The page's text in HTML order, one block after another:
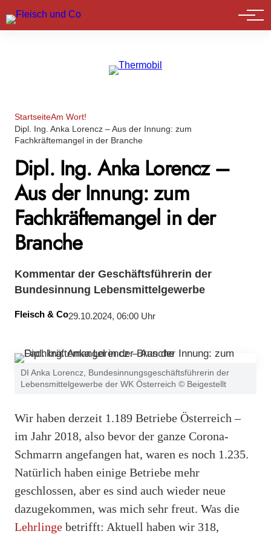
Marktführer
StartseiteAm Wort!
Dipl. Ing. Anka Lorencz – Aus der Innung: zum
Fachkräftemangel in der Branche
Dipl. Ing. Anka Lorencz –
Aus der Innung: zum
Fachkräftemangel in der
Branche
Kommentar der Geschäftsführerin der
Bundesinnung Lebensmittelgewerbe
Fleisch & Co29.10.2024, 06:00 Uhr
DI Anka Lorencz, Bundesinnungsgeschäftsführerin der
Lebensmittelgewerbe der WK Österreich © Beigestellt
Wir haben derzeit 1.189 Betriebe Österreich –
im Jahr 2018, also bevor der ganze Corona-
Schmarrn angefangen hat, waren es noch 1.235.
Natürlich haben einige Betriebe mehr
geschlossen, aber es sind auch wieder neue
dazugekommen, was mich sehr freut. Was die
Lehrlinge betrifft: Aktuell haben wir 318,